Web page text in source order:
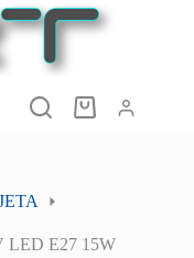
Košarica
LED E27 15W